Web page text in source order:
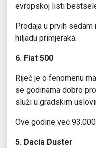
evropskoj listi
Prodaja u prvih
hiljadu primjeraka.
6. Fiat 500
Riječ je o fenomenu
se godinama dobro
služi u gradskim
Ove godine već 93.000.
5. Dacia Duster